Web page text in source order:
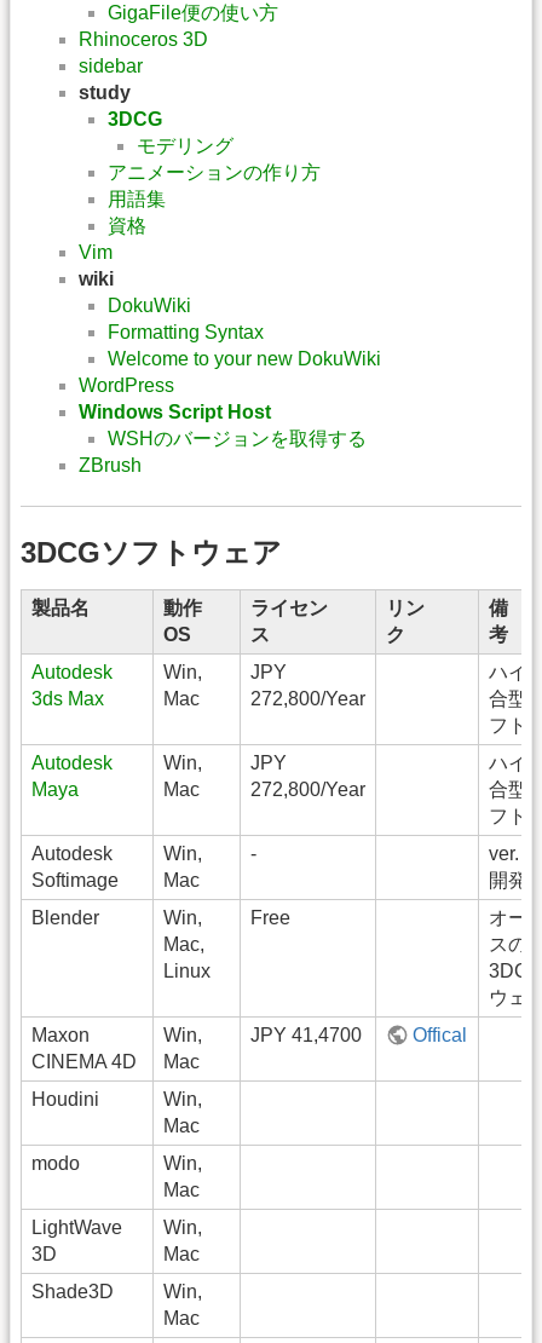
GigaFile便の使い方
Rhinoceros 3D
sidebar
study
3DCG
モデリング
アニメーションの作り方
用語集
資格
Vim
wiki
DokuWiki
Formatting Syntax
Welcome to your new DokuWiki
WordPress
Windows Script Host
WSHのバージョンを取得する
ZBrush
3DCGソフトウェア
製品名
動作
OS
ライセン
ス
リン
ク
備
Autodesk
3ds Max
Win,
Mac
JPY
272,800/Year
ハイ
合型
フト
Autodesk
Maya
Win,
Mac
JPY
272,800/Year
ハイ
合型
フト
Autodesk
Softimage
Win,
Mac
-
ver.
開発
Blender
Win,
Mac,
Linux
Free
オー
スの
ウェ
Maxon
CINEMA 4D
Win,
Mac
JPY 41,4700 Offical
Houdini
Win,
Mac
modo
Win,
Mac
LightWave
3D
Win,
Mac
Shade3D
Win,
Mac